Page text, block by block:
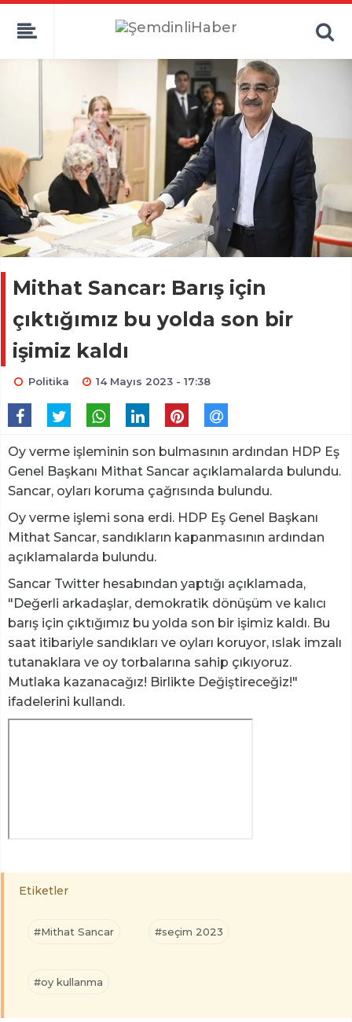
Mithat Sancar: Barış için
çıktığımız bu yolda son bir
işimiz kaldı
Politika 14 Mayıs 2023 - 17:38
Oy verme işleminin son bulmasının ardından HDP Eş
Genel Başkanı Mithat Sancar açıklamalarda bulundu.
Sancar, oyları koruma çağrısında bulundu.
Oy verme işlemi sona erdi. HDP Eş Genel Başkanı
Mithat Sancar, sandıkların kapanmasının ardından
açıklamalarda bulundu.
Sancar Twitter hesabından yaptığı açıklamada,
"Değerli arkadaşlar, demokratik dönüşüm ve kalıcı
barış için çıktığımız bu yolda son bir işimiz kaldı. Bu
saat itibariyle sandıkları ve oyları koruyor, ıslak imzalı
tutanaklara ve oy torbalarına sahip çıkıyoruz.
Mutlaka kazanacağız! Birlikte Değiştireceğiz!"
ifadelerini kullandı.
Etiketler
#Mithat Sancar #seçim 2023
#oy kullanma